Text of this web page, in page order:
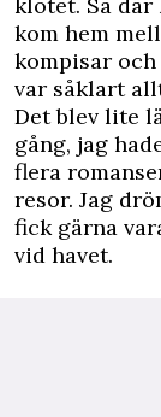
klotet. Så där
kom hem
kompisar
var såklart
Det blev lite
gång, jag
flera
resor. Jag
fick gärna
vid havet.